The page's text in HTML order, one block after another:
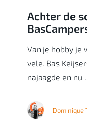
Achter de
Van je hobby je
vele. Bas
najaagde en nu
Dominique